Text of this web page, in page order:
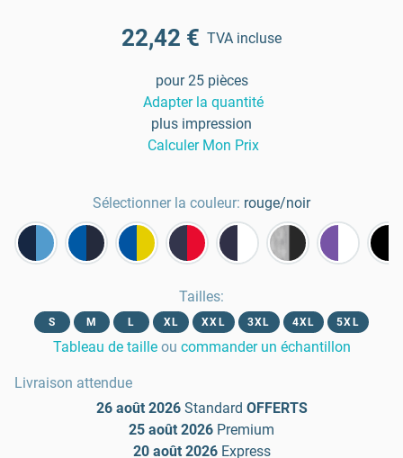
22,42 € TVA incluse
pour 25 pièces
Adapter la quantité
plus impression
Calculer Mon Prix
Sélectionner la couleur: rouge/noir
Tailles:
S M L XL XXL 3XL 4XL 5XL
Tableau de taille ou commander un échantillon
Livraison attendue
26 août 2026 Standard OFFERTS
25 août 2026 Premium
20 août 2026 Express